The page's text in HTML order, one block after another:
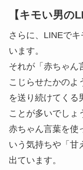
【キモい男
さらに、LINEで
います。
それが「赤ちゃん
こじらせたかのよ
を送り続けてくる
ことが多いでしょ
赤ちゃん言葉を使
いう気持ちや「甘
出ています。